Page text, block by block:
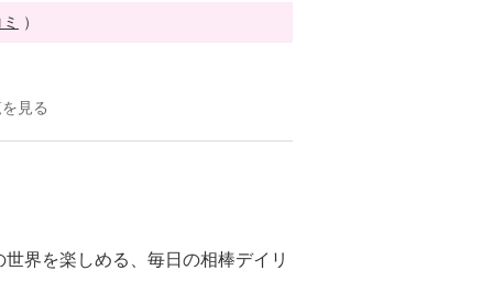
）
見る
界を楽しめる、毎日の相棒デイリ